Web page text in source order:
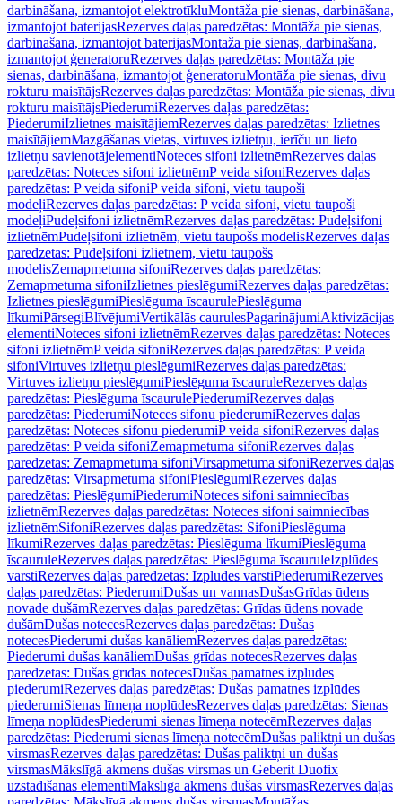
darbināšana, izmantojot elektrotīkluMontāža pie sienas, darbināšana,
izmantojot baterijasRezerves daļas paredzētas: Montāža pie sienas,
darbināšana, izmantojot baterijasMontāža pie sienas, darbināšana,
izmantojot ģeneratoruRezerves daļas paredzētas: Montāža pie
sienas, darbināšana, izmantojot ģeneratoruMontāža pie sienas, divu
rokturu maisītājsRezerves daļas paredzētas: Montāža pie sienas, divu
rokturu maisītājsPiederumiRezerves daļas paredzētas:
PiederumiIzlietnes maisītājiemRezerves daļas paredzētas: Izlietnes
maisītājiemMazgāšanas vietas, virtuves izlietņu, ierīču un lieto
izlietņu savienotājelementiNoteces sifoni izlietnēmRezerves daļas
paredzētas: Noteces sifoni izlietnēmP veida sifoniRezerves daļas
paredzētas: P veida sifoniP veida sifoni, vietu taupoši
modeļiRezerves daļas paredzētas: P veida sifoni, vietu taupoši
modeļiPudeļsifoni izlietnēmRezerves daļas paredzētas: Pudeļsifoni
izlietnēmPudeļsifoni izlietnēm, vietu taupošs modelisRezerves daļas
paredzētas: Pudeļsifoni izlietnēm, vietu taupošs
modelisZemapmetuma sifoniRezerves daļas paredzētas:
Zemapmetuma sifoniIzlietnes pieslēgumiRezerves daļas paredzētas:
Izlietnes pieslēgumiPieslēguma īscaurulePieslēguma
līkumiPārsegiBlīvējumiVertikālās caurulesPagarinājumiAktivizācijas
elementiNoteces sifoni izlietnēmRezerves daļas paredzētas: Noteces
sifoni izlietnēmP veida sifoniRezerves daļas paredzētas: P veida
sifoniVirtuves izlietņu pieslēgumiRezerves daļas paredzētas:
Virtuves izlietņu pieslēgumiPieslēguma īscauruleRezerves daļas
paredzētas: Pieslēguma īscaurulePiederumiRezerves daļas
paredzētas: PiederumiNoteces sifonu piederumiRezerves daļas
paredzētas: Noteces sifonu piederumiP veida sifoniRezerves daļas
paredzētas: P veida sifoniZemapmetuma sifoniRezerves daļas
paredzētas: Zemapmetuma sifoniVirsapmetuma sifoniRezerves daļas
paredzētas: Virsapmetuma sifoniPieslēgumiRezerves daļas
paredzētas: PieslēgumiPiederumiNoteces sifoni saimniecības
izlietnēmRezerves daļas paredzētas: Noteces sifoni saimniecības
izlietnēmSifoniRezerves daļas paredzētas: SifoniPieslēguma
līkumiRezerves daļas paredzētas: Pieslēguma līkumiPieslēguma
īscauruleRezerves daļas paredzētas: Pieslēguma īscauruleIzplūdes
vārstiRezerves daļas paredzētas: Izplūdes vārstiPiederumiRezerves
daļas paredzētas: PiederumiDušas un vannasDušasGrīdas ūdens
novade dušāmRezerves daļas paredzētas: Grīdas ūdens novade
dušāmDušas notecesRezerves daļas paredzētas: Dušas
notecesPiederumi dušas kanāliemRezerves daļas paredzētas:
Piederumi dušas kanāliemDušas grīdas notecesRezerves daļas
paredzētas: Dušas grīdas notecesDušas pamatnes izplūdes
piederumiRezerves daļas paredzētas: Dušas pamatnes izplūdes
piederumiSienas līmeņa noplūdesRezerves daļas paredzētas: Sienas
līmeņa noplūdesPiederumi sienas līmeņa notecēmRezerves daļas
paredzētas: Piederumi sienas līmeņa notecēmDušas paliktņi un dušas
virsmasRezerves daļas paredzētas: Dušas paliktņi un dušas
virsmasMākslīgā akmens dušas virsmas un Geberit Duofix
uzstādīšanas elementiMākslīgā akmens dušas virsmasRezerves daļas